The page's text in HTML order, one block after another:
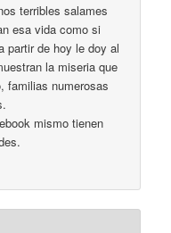
terribles salames
esa vida como si
partir de hoy le doy al
la miseria que
familias numerosas
mismo tienen